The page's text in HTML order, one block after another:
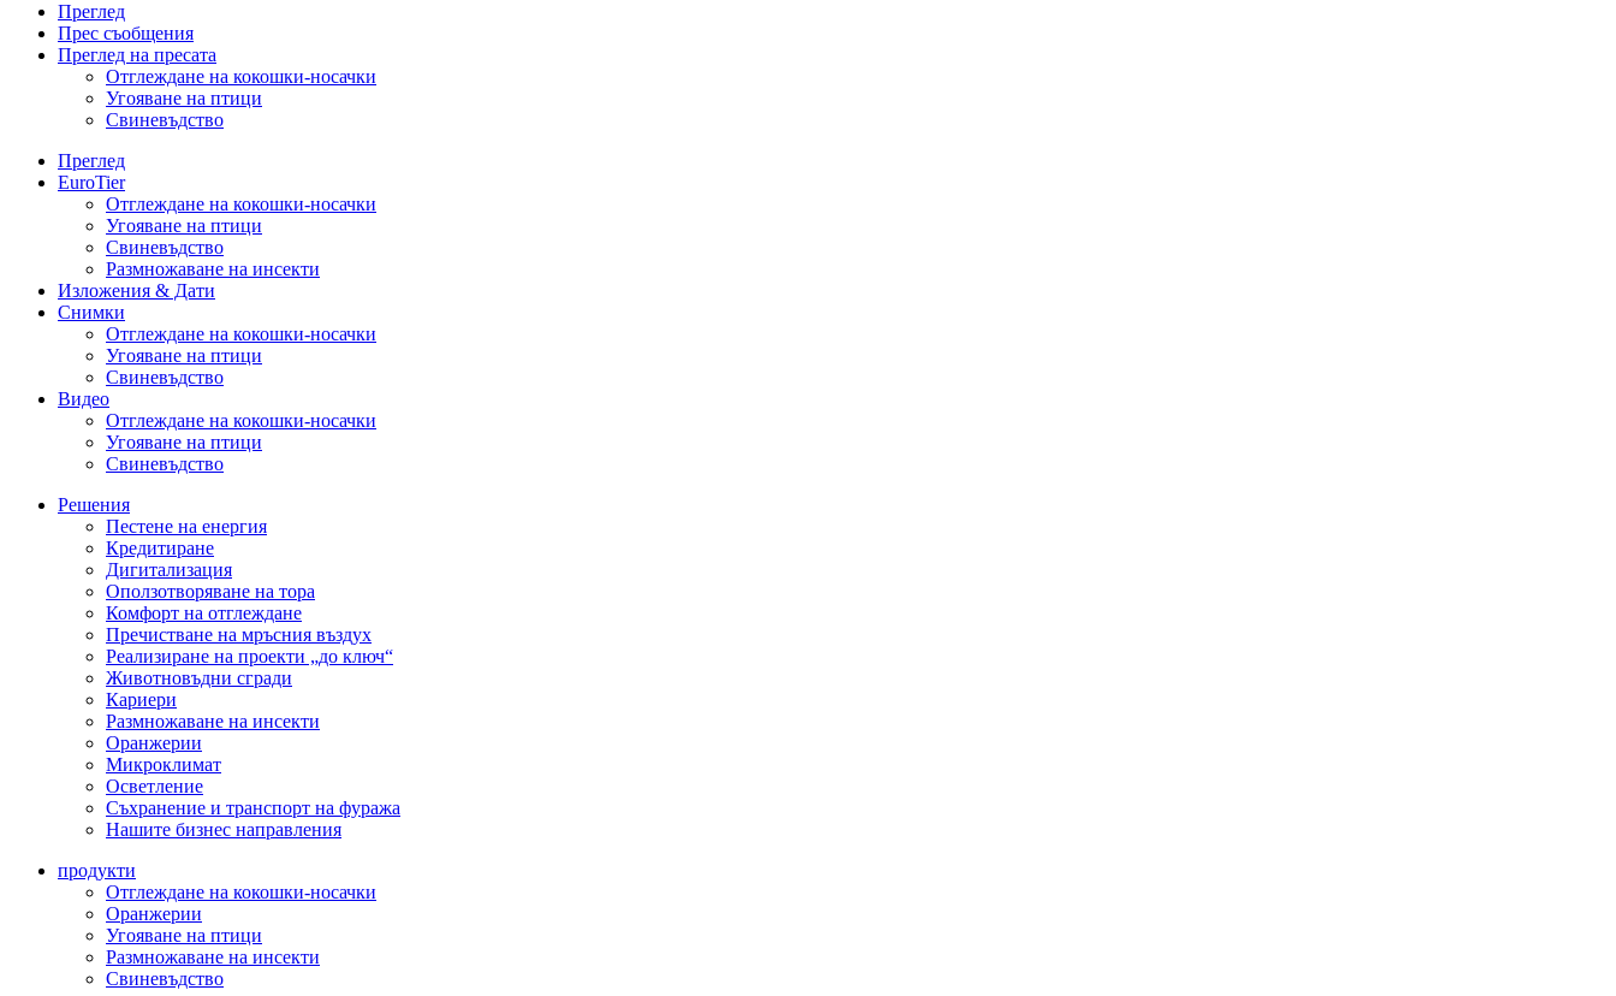
Преглед
Прес съобщения
Преглед на пресата
Отглеждане на кокошки-носачки
Угояване на птици
Свиневъдство
Преглед
EuroTier
Отглеждане на кокошки-носачки
Угояване на птици
Свиневъдство
Размножаване на инсекти
Изложения & Дати
Снимки
Отглеждане на кокошки-носачки
Угояване на птици
Свиневъдство
Видео
Отглеждане на кокошки-носачки
Угояване на птици
Свиневъдство
Решения
Пестене на енергия
Кредитиране
Дигитализация
Оползотворяване на тора
Комфорт на отглеждане
Пречистване на мръсния въздух
Реализиране на проекти „до ключ“
Животновъдни сгради
Кариери
Размножаване на инсекти
Оранжерии
Микроклимат
Осветление
Съхранение и транспорт на фуража
Нашите бизнес направления
продукти
Отглеждане на кокошки-носачки
Оранжерии
Угояване на птици
Размножаване на инсекти
Свиневъдство